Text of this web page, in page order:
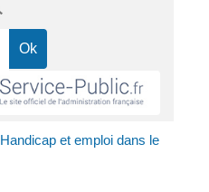
Handicap et emploi dans le